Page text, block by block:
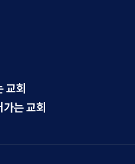
교회
는 교회